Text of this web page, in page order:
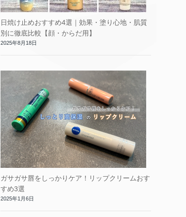
日焼け止めおすすめ4選｜効果・塗り心地・肌質
別に徹底比較【顔・からだ用】
2025年8月18日
ガサガサ唇をしっかりケア！リップクリームおす
すめ3選
2025年1月6日